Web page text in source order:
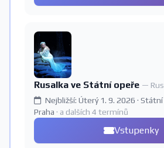
Rusalka ve Státní opeře —
Nejbližší: Úterý 1. 9. 2026 · Státní
Praha · a dalších 4 termínů
Vstupenky